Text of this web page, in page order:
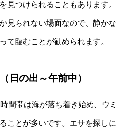
見つけられることもあります。
見られない場面なので、静かな
て臨むことが勧められます。
日の出～午前中）
間帯は海が落ち着き始め、ウミ
ことが多いです。エサを探しに